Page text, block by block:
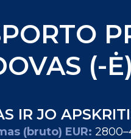
(-Ė)
IR JO
(bruto) EUR: